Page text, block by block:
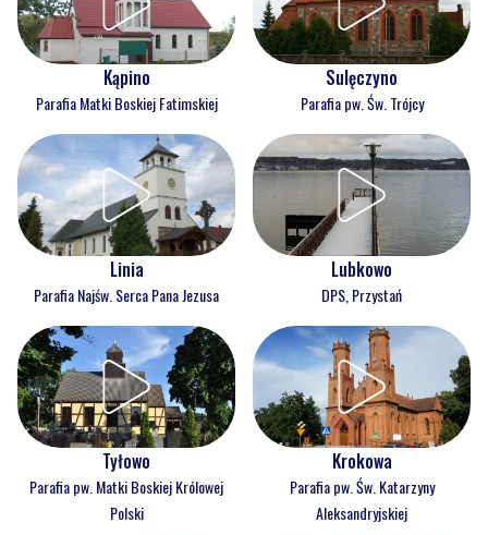
Kąpino
Parafia Matki Boskiej Fatimskiej
Sulęczyno
Parafia pw. Św. Trójcy
Linia
Parafia Najśw. Serca Pana Jezusa
Lubkowo
DPS, Przystań
Tyłowo
Parafia pw. Matki Boskiej Królowej
Polski
Krokowa
Parafia pw. Św. Katarzyny
Aleksandryjskiej